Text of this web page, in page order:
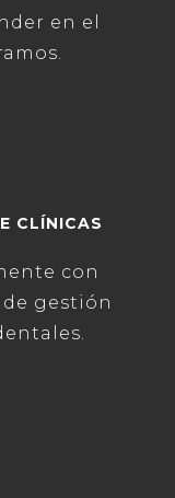
en el
CLÍNICAS
con
de gestión